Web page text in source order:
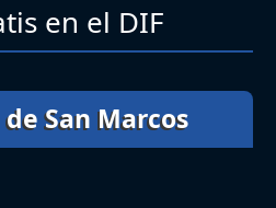
en el DIF
San Marcos